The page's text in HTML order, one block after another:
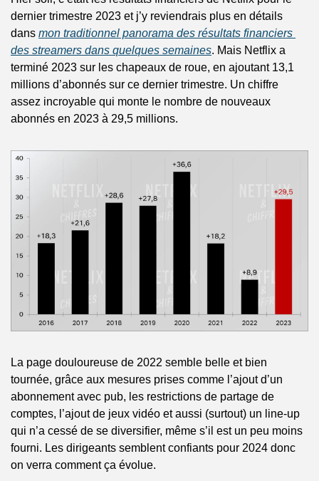
dernier trimestre 2023 et j’y reviendrais plus en détails
dans mon traditionnel panorama des résultats financiers
des streamers dans quelques semaines. Mais Netflix a
terminé 2023 sur les chapeaux de roue, en ajoutant 13,1
millions d’abonnés sur ce dernier trimestre. Un chiffre
assez incroyable qui monte le nombre de nouveaux
abonnés en 2023 à 29,5 millions.
La page douloureuse de 2022 semble belle et bien
tournée, grâce aux mesures prises comme l’ajout d’un
abonnement avec pub, les restrictions de partage de
comptes, l’ajout de jeux vidéo et aussi (surtout) un line-up
qui n’a cessé de se diversifier, même s’il est un peu moins
fourni. Les dirigeants semblent confiants pour 2024 donc
on verra comment ça évolue.